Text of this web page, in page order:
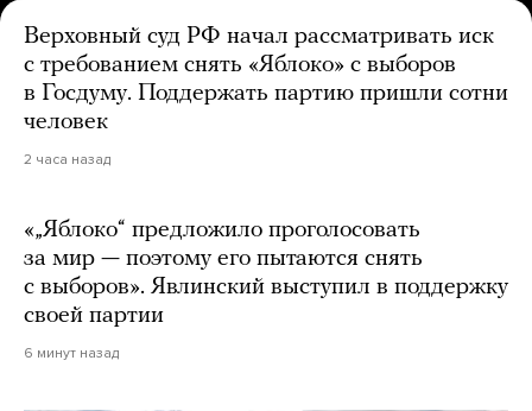
Верховный суд РФ начал рассматривать иск
с требованием снять «Яблоко» с выборов
в Госдуму. Поддержать партию пришли сотни
человек
2 часа назад
«„Яблоко“ предложило проголосовать
за мир — поэтому его пытаются снять
с выборов». Явлинский выступил в поддержку
своей партии
6 минут назад